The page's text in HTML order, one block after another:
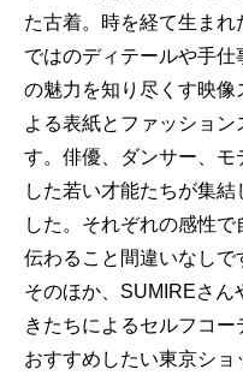
た古着。時を経て生ま
ではのディテールや手
の魅力を知り尽くす映
よる表紙とファッショ
す。俳優、ダンサー、モ
した若い才能たちが集
した。それぞれの感性
伝わること間違いなしで
そのほか、SUMIREさ
きたちによるセルフコ
おすすめしたい東京ショ